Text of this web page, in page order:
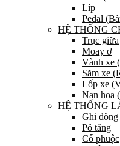
Líp
Pedal
HỆ THỐNG
Trục giữa
Moay ơ
Vành xe
Săm xe
Lốp xe
Nan hoa
HỆ THỐNG
Ghi
Pô tăng
Cổ phuộc